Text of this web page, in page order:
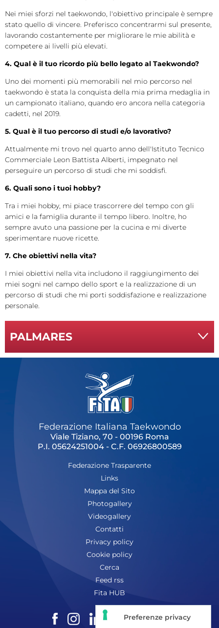
Nei miei sforzi nel taekwondo, l'obiettivo principale è sempre
stato quello di vincere. Preferisco concentrarmi sul presente,
lavorando costantemente per migliorare le mie abilità e
competere ai livelli più elevati.
4. Qual è il tuo ricordo più bello legato al Taekwondo?
Uno dei momenti più memorabili nel mio percorso nel
taekwondo è stata la conquista della mia prima medaglia in
un campionato italiano, quando ero ancora nella categoria
cadetti, nel 2019.
5. Qual è il tuo percorso di studi e/o lavorativo?
Attualmente mi trovo nel quarto anno dell'Istituto Tecnico
Commerciale Leon Battista Alberti, impegnato nel
perseguire un percorso di studi che mi soddisfi.
6. Quali sono i tuoi hobby?
Tra i miei hobby, mi piace trascorrere del tempo con gli
amici e la famiglia durante il tempo libero. Inoltre, ho
sempre avuto una passione per la cucina e mi diverte
sperimentare nuove ricette.
7. Che obiettivi nella vita?
I miei obiettivi nella vita includono il raggiungimento dei
miei sogni nel campo dello sport e la realizzazione di un
percorso di studi che mi porti soddisfazione e realizzazione
personale.
PALMARES
Federazione Italiana Taekwondo
Viale Tiziano, 70 - 00196 Roma
P.I. 05624251004 - C.F. 06926800589
Federazione Trasparente
Links
Mappa del Sito
Photogallery
Videogallery
Contatti
Privacy policy
Cookie policy
Cerca
Feed rss
Fita HUB